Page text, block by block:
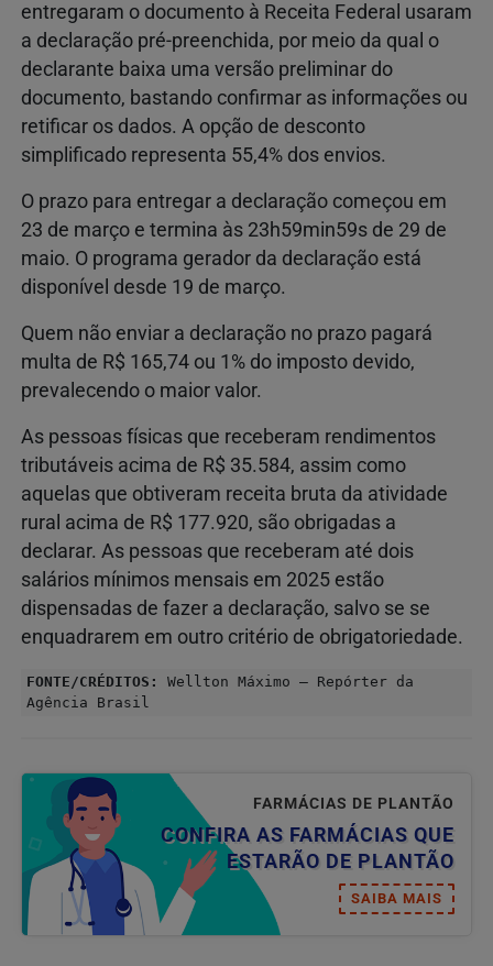
entregaram o documento à Receita Federal usaram
a declaração pré-preenchida, por meio da qual o
declarante baixa uma versão preliminar do
documento, bastando confirmar as informações ou
retificar os dados. A opção de desconto
simplificado representa 55,4% dos envios.
O prazo para entregar a declaração começou em
23 de março e termina às 23h59min59s de 29 de
maio. O programa gerador da declaração está
disponível desde 19 de março.
Quem não enviar a declaração no prazo pagará
multa de R$ 165,74 ou 1% do imposto devido,
prevalecendo o maior valor.
As pessoas físicas que receberam rendimentos
tributáveis acima de R$ 35.584, assim como
aquelas que obtiveram receita bruta da atividade
rural acima de R$ 177.920, são obrigadas a
declarar. As pessoas que receberam até dois
salários mínimos mensais em 2025 estão
dispensadas de fazer a declaração, salvo se se
enquadrarem em outro critério de obrigatoriedade.
FONTE/CRÉDITOS:
Wellton Máximo – Repórter da
Agência Brasil
FARMÁCIAS DE PLANTÃO
CONFIRA AS FARMÁCIAS QUE
ESTARÃO DE PLANTÃO
SAIBA MAIS